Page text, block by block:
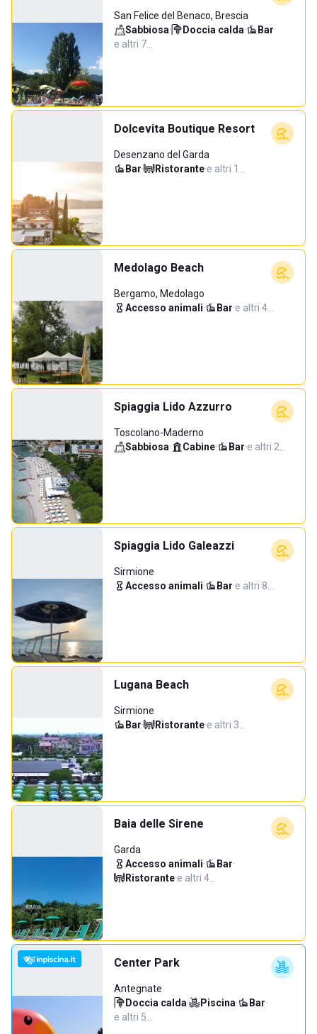
San Felice del Benaco, Brescia
Sabbiosa· Doccia calda· Bar·
e altri 7…
Dolcevita Boutique Resort
Desenzano del Garda
Bar· Ristorante·e altri 1…
Medolago Beach
Bergamo, Medolago
Accesso animali· Bar·e altri 4…
Spiaggia Lido Azzurro
Toscolano-Maderno
Sabbiosa· Cabine· Bar·e altri 2…
Spiaggia Lido Galeazzi
Sirmione
Accesso animali· Bar·e altri 8…
Lugana Beach
Sirmione
Bar· Ristorante·e altri 3…
Baia delle Sirene
Garda
Accesso animali· Bar·
Ristorante·e altri 4…
Center Park
Antegnate
Doccia calda· Piscina· Bar·
e altri 5…